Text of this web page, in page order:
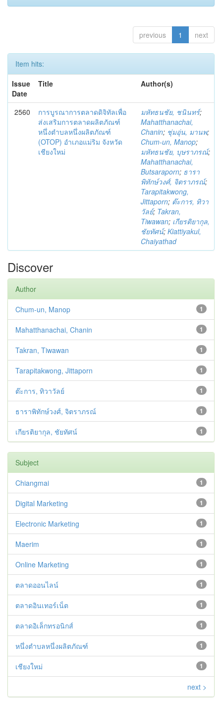
previous 1 next
Item hits:
Issue
Date
Title Author(s)
2560
การบูรณาการตลาดดิจิทัลเพื่อ
ส่งเสริมการตลาดผลิตภัณฑ์
หนึ่งตำบลหนึ่งผลิตภัณฑ์
(OTOP) อำเภอแม่ริม จังหวัด
เชียงใหม่
มหัทธนชัย, ชนินทร์;
Mahatthanachai,
Chanin; ชุ่มอุ่น, มานพ;
Chum-un, Manop;
มหัทธนชัย, บุษราภรณ์;
Mahatthanachai,
Butsaraporn; ธารา
พิทักษ์วงศ์, จิตราภรณ์;
Tarapitakwong,
Jittaporn; ต๊ะการ, ทิวา
วัลย์; Takran,
Tiwawan; เกียรติยากุล,
ชัยทัศน์; Kiattiyakul,
Chaiyathad
Discover
Author
1
Chum-un, Manop
1
Mahatthanachai, Chanin
1
Takran, Tiwawan
1
Tarapitakwong, Jittaporn
1
ต๊ะการ, ทิวาวัลย์
1
ธาราพิทักษ์วงศ์, จิตราภรณ์
1
เกียรติยากุล, ชัยทัศน์
Subject
1
Chiangmai
1
Digital Marketing
1
Electronic Marketing
1
Maerim
1
Online Marketing
1
ตลาดออนไลน์
1
ตลาดอินเทอร์เน็ต
1
ตลาดอิเล็กทรอนิกส์
1
หนึ่งตำบลหนึ่งผลิตภัณฑ์
1
เชียงใหม่
next >